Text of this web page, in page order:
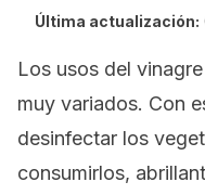
Última actualización:
Los usos del
muy variados. Con
desinfectar los
consumirlos,